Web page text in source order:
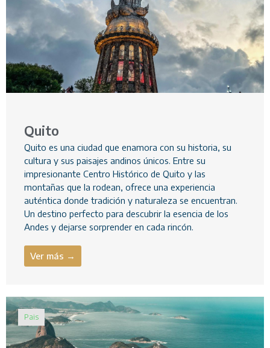
Quito
Quito es una ciudad que enamora con su historia, su
cultura y sus paisajes andinos únicos. Entre su
impresionante Centro Histórico de Quito y las
montañas que la rodean, ofrece una experiencia
auténtica donde tradición y naturaleza se encuentran.
Un destino perfecto para descubrir la esencia de los
Andes y dejarse sorprender en cada rincón.
Ver más →
Pais